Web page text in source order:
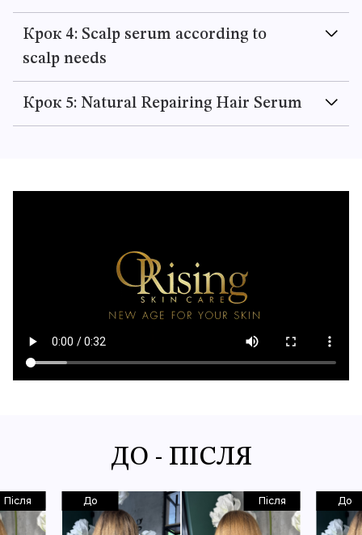
Крок 4: Scalp serum according to
scalp needs
Крок 5: Natural Repairing Hair Serum
ДО - ПІСЛЯ
Після До Після До